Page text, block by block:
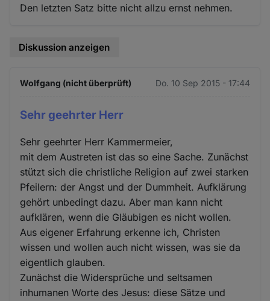
Den letzten Satz bitte nicht allzu ernst nehmen.
Diskussion anzeigen
Wolfgang (nicht überprüft) Do. 10 Sep 2015 - 17:44
Sehr geehrter Herr
Sehr geehrter Herr Kammermeier,
mit dem Austreten ist das so eine Sache. Zunächst
stützt sich die christliche Religion auf zwei starken
Pfeilern: der Angst und der Dummheit. Aufklärung
gehört unbedingt dazu. Aber man kann nicht
aufklären, wenn die Gläubigen es nicht wollen.
Aus eigener Erfahrung erkenne ich, Christen
wissen und wollen auch nicht wissen, was sie da
eigentlich glauben.
Zunächst die Widersprüche und seltsamen
inhumanen Worte des Jesus: diese Sätze und